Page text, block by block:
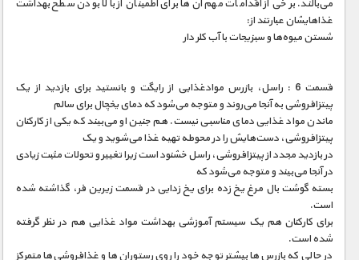
می‌بالند. برخی از اقدامات مهم آن‌ها برای اطمینان از بالا بودن سطح بهداشت
غذا‌هایشان عبارتند از:
شستن میوه‌ها و سبزیجات با آب کلر دار
قسمت 6 : راسل، بازرس موادغذایی از رایگت و بانستید برای بازدید از یک
پیتزافروشی به آنجا می‌روند و متوجه می‌شود که دمای یخچال برای سالم
ماندن مواد غذایی دمای مناسبی نیست. هم جنین او می‌بیند که یکی از کارکنان
پیتزافروشی، دست‌هایش را در محوطه تهیه غذا می‌شوید و یک
در بازدید مجدد از پیتزافروشی، راسل خشنود است زیرا تغییر و تحولات مثبت زیادی
در آنجا می‌بیند و متوجه می‌شود که
بسته گوشت بال مرغ یخ زده برای یخ زدایی در قسمت زیرین فر، گذاشته شده
است.
برای کارکنان هم یک سیستم آموزشی بهداشت مواد غذایی هم در نظر گرفته
شده است.
در حالی که بازرس‌ها بیشتر توجه خود را روی رستوران‌ها و غذافروشی‌ها متمرکز